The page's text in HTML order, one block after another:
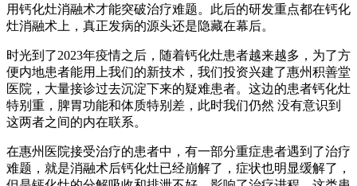
用钙化灶消融术才能突破治疗难题。此后的研发重点都在钙化
灶消融术上，真正发病的源头还是隐藏在幕后。
时光到了2023年疫情之后，随着钙化灶患者越来越多，为了方
便内地患者能用上我们的新技术，我们投资兴建了惠州积善堂
医院，大量接诊过去沉淀下来的疑难患者。这边的患者钙化灶
特别重，脾胃功能和体质特别差，此时我们仍然 没有意识到
这两者之间的内在联系。
在惠州医院接受治疗的患者中，有一部分重症患者遇到了治疗
难题，就是消融术后钙化灶已经崩解了，症状也明显缓解了，